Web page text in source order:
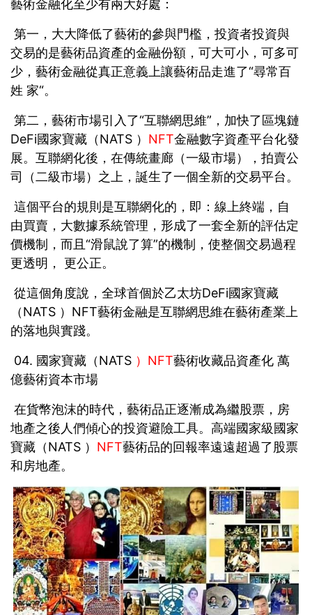
藝術金融化至少有兩大好處：
第一，大大降低了藝術的參與門檻，投資者投資與
交易的是藝術品資產的金融份額，可大可小，可多可
少，藝術金融從真正意義上讓藝術品走進了“尋常百
姓 家“。
第二，藝術市場引入了“互聯網思維”，加快了區塊鏈
DeFi國家寶藏（NATS ） NFT金融數字資產平台化發
展。互聯網化後，在傳統畫廊（一級市場），拍賣公
司（二級市場）之上，誕生了一個全新的交易平台。
這個平台的規則是互聯網化的，即：線上終端，自
由買賣，大數據系統管理，形成了一套全新的評估定
價機制，而且“滑鼠說了算”的機制，使整個交易過程
更透明， 更公正。
從這個角度說，全球首個於乙太坊DeFi國家寶藏
（NATS ）NFT藝術金融是互聯網思維在藝術產業上
的落地與實踐。
04. 國家寶藏（NATS ）NFT藝術收藏品資產化 萬
億藝術資本市場
在貨幣泡沫的時代，藝術品正逐漸成為繼股票，房
地產之後人們傾心的投資避險工具。高端國家級國家
寶藏（NATS ） NFT藝術品的回報率遠遠超過了股票
和房地產。